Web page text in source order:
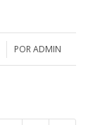
PORADMIN